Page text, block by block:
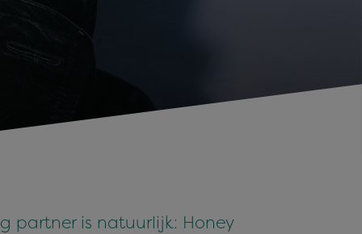
partner is natuurlijk: Honey